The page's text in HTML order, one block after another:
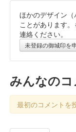
吉田城 御
販売終了
オリジナル切手シー
は、半透明の紙（ト
重ねることで、自分
はシリアル番号が入
吉田城 御
ほかのデザイン
ことがあります
連絡ください。
未登録の御城印を
みんなのコ
最初のコメントを